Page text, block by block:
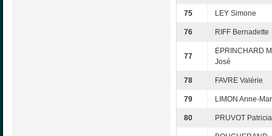
75 LEY Simone
76 RIFF Bernadette
77
EPRINCHARD
José
78 FAVRE Valérie
79 LIMON Anne-
80 PRUVOT Patricia